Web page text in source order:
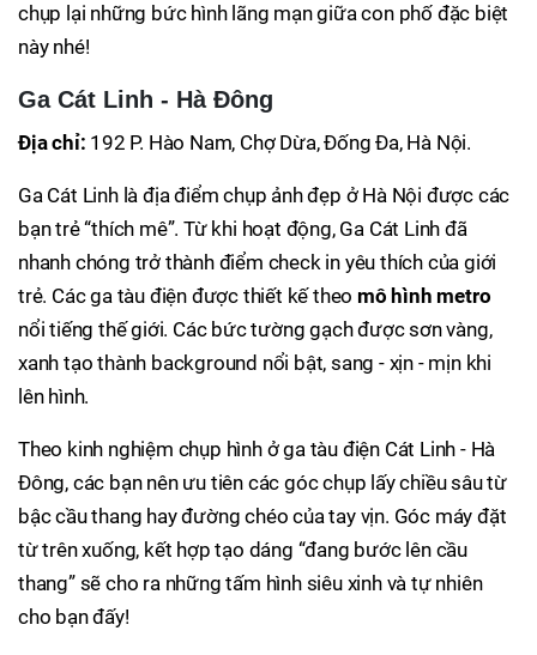
chụp lại những bức hình lãng mạn giữa con phố đặc biệt
này nhé!
Ga Cát Linh - Hà Đông
Địa chỉ: 192 P. Hào Nam, Chợ Dừa, Đống Đa, Hà Nội.
Ga Cát Linh là địa điểm chụp ảnh đẹp ở Hà Nội được các
bạn trẻ “thích mê”. Từ khi hoạt động, Ga Cát Linh đã
nhanh chóng trở thành điểm check in yêu thích của giới
trẻ. Các ga tàu điện được thiết kế theo mô hình metro
nổi tiếng thế giới. Các bức tường gạch được sơn vàng,
xanh tạo thành background nổi bật, sang - xịn - mịn khi
lên hình.
Theo kinh nghiệm chụp hình ở ga tàu điện Cát Linh - Hà
Đông, các bạn nên ưu tiên các góc chụp lấy chiều sâu từ
bậc cầu thang hay đường chéo của tay vịn. Góc máy đặt
từ trên xuống, kết hợp tạo dáng “đang bước lên cầu
thang” sẽ cho ra những tấm hình siêu xinh và tự nhiên
cho bạn đấy!